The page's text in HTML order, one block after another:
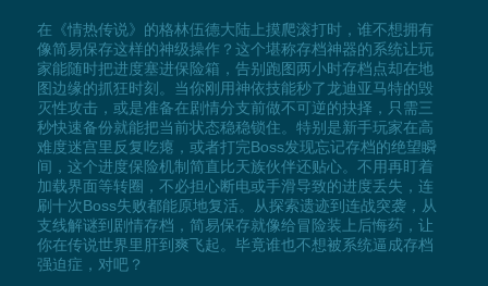
在《情热传说》的格林伍德大陆上摸爬滚打时，谁不想拥有
像简易保存这样的神级操作？这个堪称存档神器的系统让玩
家能随时把进度塞进保险箱，告别跑图两小时存档点却在地
图边缘的抓狂时刻。当你刚用神依技能秒了龙迪亚马特的毁
灭性攻击，或是准备在剧情分支前做不可逆的抉择，只需三
秒快速备份就能把当前状态稳稳锁住。特别是新手玩家在高
难度迷宫里反复吃瘪，或者打完Boss发现忘记存档的绝望瞬
间，这个进度保险机制简直比天族伙伴还贴心。不用再盯着
加载界面等转圈，不必担心断电或手滑导致的进度丢失，连
刷十次Boss失败都能原地复活。从探索遗迹到连战突袭，从
支线解谜到剧情存档，简易保存就像给冒险装上后悔药，让
你在传说世界里肝到爽飞起。毕竟谁也不想被系统逼成存档
强迫症，对吧？